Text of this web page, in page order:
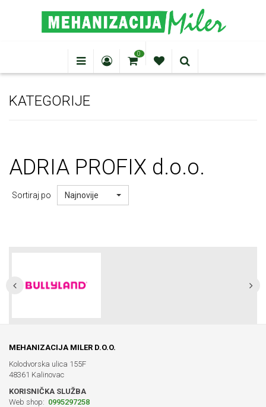
0
KATEGORIJE
ADRIA PROFIX d.o.o.
Sortiraj po Najnovije
MEHANIZACIJA MILER D.O.O.
Kolodvorska ulica 155F
48361 Kalinovac
KORISNIČKA SLUŽBA
Web shop: 0995297258